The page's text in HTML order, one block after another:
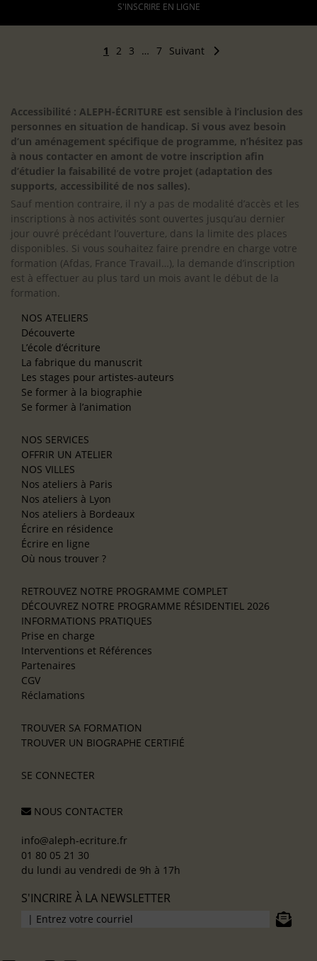
S'INSCRIRE EN LIGNE
1 2 3 … 7 Suivant
Accessibilité : ALEPH-ÉCRITURE est sensible à l’inclusion des
personnes en situation de handicap. Si vous avez besoin
d’un aménagement spécifique de programme, n’hésitez pas
à nous contacter en amont de votre inscription afin
d’étudier la faisabilité de votre projet (adaptation des
supports, accessibilité de nos salles).
Sauf mention contraire, il n’y a pas de modalité d’accès et les
inscriptions à nos activités sont ouvertes jusqu’au dernier
jour ouvré précédant l’ouverture, dans la limite des places
disponibles. Si vous souhaitez faire prendre en charge votre
formation (Afdas, France Travail…), la demande d’inscription
est à effectuer au plus tard un mois avant le début de la
formation.
NOS ATELIERS
Découverte
L’école d’écriture
La fabrique du manuscrit
Les stages pour artistes-auteurs
Se former à la biographie
Se former à l’animation
NOS SERVICES
OFFRIR UN ATELIER
NOS VILLES
Nos ateliers à Paris
Nos ateliers à Lyon
Nos ateliers à Bordeaux
Écrire en résidence
Écrire en ligne
Où nous trouver ?
RETROUVEZ NOTRE PROGRAMME COMPLET
DÉCOUVREZ NOTRE PROGRAMME RÉSIDENTIEL 2026
INFORMATIONS PRATIQUES
Prise en charge
Interventions et Références
Partenaires
CGV
Réclamations
TROUVER SA FORMATION
TROUVER UN BIOGRAPHE CERTIFIÉ
SE CONNECTER
NOUS CONTACTER
info@aleph-ecriture.fr
01 80 05 21 30
du lundi au vendredi de 9h à 17h
S'INCRIRE À LA NEWSLETTER